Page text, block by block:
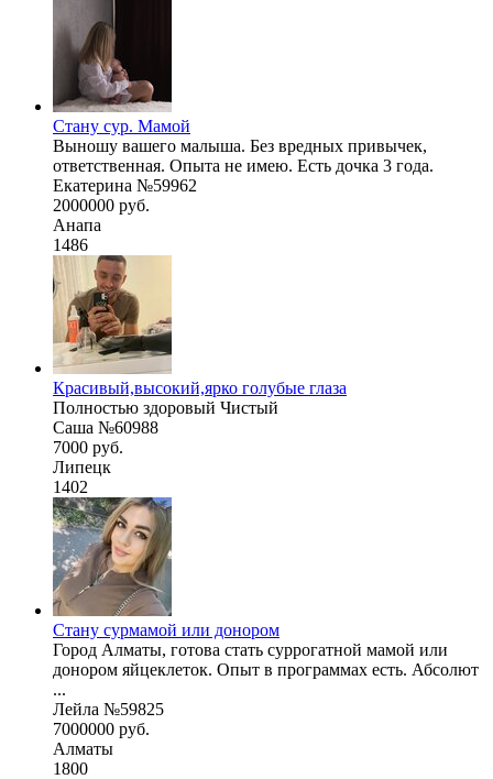
Стану сур. Мамой
Выношу вашего малыша. Без вредных привычек,
ответственная. Опыта не имею. Есть дочка 3 года.
Екатерина №59962
2000000 руб.
Анапа
1486
Красивый,высокий,ярко голубые глаза
Полностью здоровый Чистый
Саша №60988
7000 руб.
Липецк
1402
Стану сурмамой или донором
Город Алматы, готова стать суррогатной мамой или
донором яйцеклеток. Опыт в программах есть. Абсолют
...
Лейла №59825
7000000 руб.
Алматы
1800